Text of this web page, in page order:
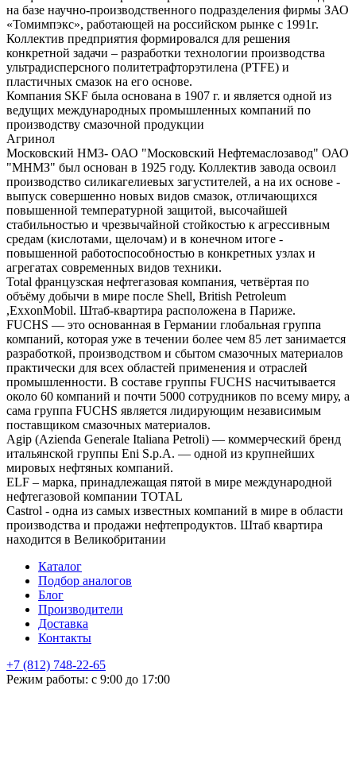
на базе научно-производственного подразделения фирмы ЗАО
«Томимпэкс», работающей на российском рынке с 1991г.
Коллектив предприятия формировался для решения
конкретной задачи – разработки технологии производства
ультрадисперсного политетрафторэтилена (PTFE) и
пластичных смазок на его основе.
Компания SKF была основана в 1907 г. и является одной из
ведущих международных промышленных компаний по
производству смазочной продукции
Агринол
Московский НМЗ- ОАО "Московский Нефтемаслозавод" ОАО
"МНМЗ" был основан в 1925 году. Коллектив завода освоил
производство силикагелиевых загустителей, а на их основе -
выпуск совершенно новых видов смазок, отличающихся
повышенной температурной защитой, высочайшей
стабильностью и чрезвычайной стойкостью к агрессивным
средам (кислотами, щелочам) и в конечном итоге -
повышенной работоспособностью в конкретных узлах и
агрегатах современных видов техники.
Total французская нефтегазовая компания, четвёртая по
объёму добычи в мире после Shell, British Petroleum
,ExxonMobil. Штаб-квартира расположена в Париже.
FUCHS — это основанная в Германии глобальная группа
компаний, которая уже в течении более чем 85 лет занимается
разработкой, производством и сбытом смазочных материалов
практически для всех областей применения и отраслей
промышленности. В составе группы FUCHS насчитывается
около 60 компаний и почти 5000 сотрудников по всему миру, а
сама группа FUCHS является лидирующим независимым
поставщиком смазочных материалов.
Agip (Azienda Generale Italiana Petroli) — коммерческий бренд
итальянской группы Eni S.p.A. — одной из крупнейших
мировых нефтяных компаний.
ELF – марка, принадлежащая пятой в мире международной
нефтегазовой компании TOTAL
Castrol - одна из самых известных компаний в мире в области
производства и продажи нефтепродуктов. Штаб квартира
находится в Великобритании
Каталог
Подбор аналогов
Блог
Производители
Доставка
Контакты
+7 (812) 748-22-65
Режим работы: с 9:00 до 17:00
НЕ НАШЛИ ЧТО ИСКАЛИ